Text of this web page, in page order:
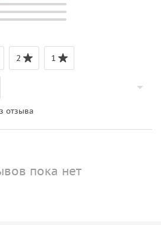
2 1
отзыва
пока нет